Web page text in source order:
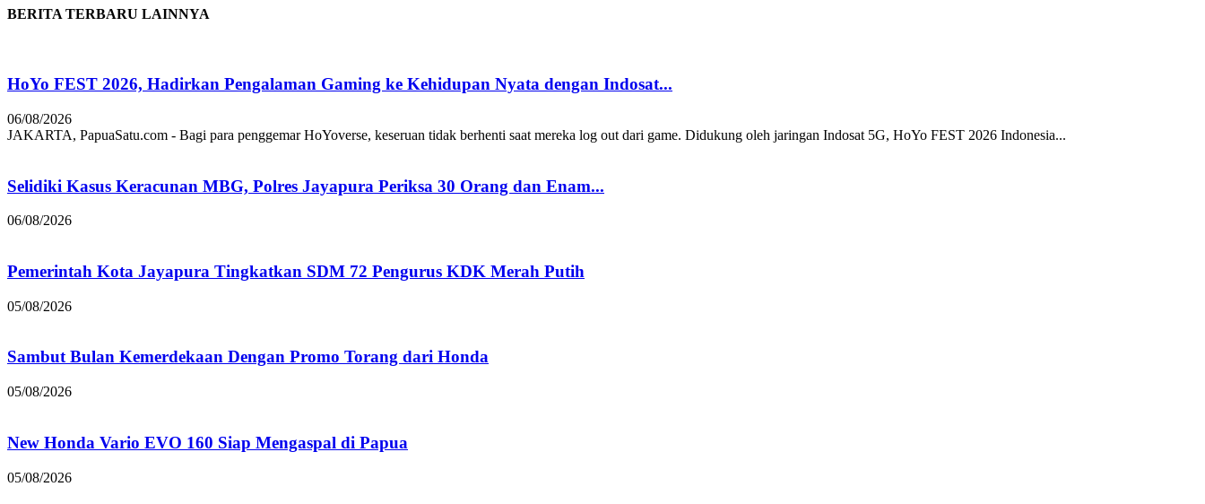
BERITA TERBARU LAINNYA
HoYo FEST 2026, Hadirkan Pengalaman Gaming ke Kehidupan Nyata dengan Indosat...
06/08/2026
JAKARTA, PapuaSatu.com - Bagi para penggemar HoYoverse, keseruan tidak berhenti saat mereka log out dari game. Didukung oleh jaringan Indosat 5G, HoYo FEST 2026 Indonesia...
Selidiki Kasus Keracunan MBG, Polres Jayapura Periksa 30 Orang dan Enam...
06/08/2026
Pemerintah Kota Jayapura Tingkatkan SDM 72 Pengurus KDK Merah Putih
05/08/2026
Sambut Bulan Kemerdekaan Dengan Promo Torang dari Honda
05/08/2026
New Honda Vario EVO 160 Siap Mengaspal di Papua
05/08/2026